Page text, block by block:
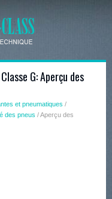
G: Aperçu des
et pneumatiques /
des pneus / Aperçu des